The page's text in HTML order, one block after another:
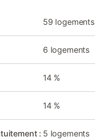
59 logements
6 logements
14 %
14 %
: 5 logements